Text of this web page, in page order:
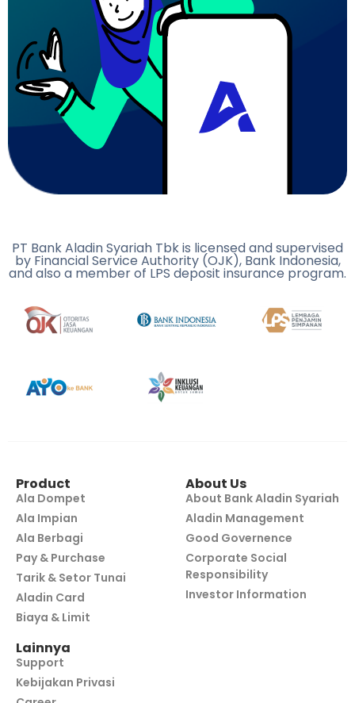
PT Bank Aladin Syariah Tbk is licensed and supervised
by Financial Service Authority (OJK), Bank Indonesia,
and also a member of LPS deposit insurance program.
Product
Ala Dompet
Ala Impian
Ala Berbagi
Pay & Purchase
Tarik & Setor Tunai
Aladin Card
Biaya & Limit
About Us
About Bank Aladin Syariah
Aladin Management
Good Governence
Corporate Social
Responsibility
Investor Information
Lainnya
Support
Kebijakan Privasi